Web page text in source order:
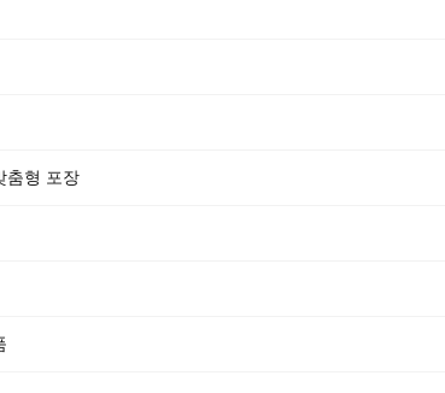
춤형 포장